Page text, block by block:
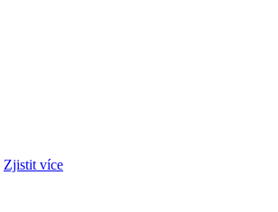
Zjistit více